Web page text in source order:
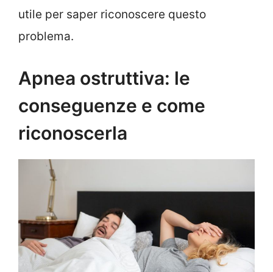
utile per saper riconoscere questo
problema.
Apnea ostruttiva: le
conseguenze e come
riconoscerla